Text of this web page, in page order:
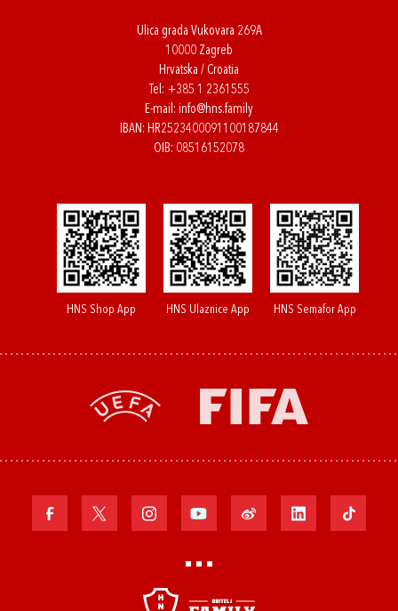
Ulica grada Vukovara 269A
10000 Zagreb
Hrvatska / Croatia
Tel: +385 1 2361555
E-mail: info@hns.family
IBAN: HR2523400091100187844
OIB: 08516152078
HNS Shop App HNS Ulaznice App HNS Semafor App